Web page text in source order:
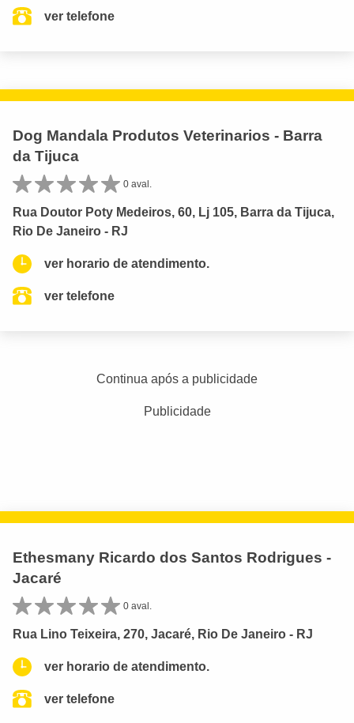
ver telefone
Dog Mandala Produtos Veterinarios - Barra
da Tijuca
0 aval.
Rua Doutor Poty Medeiros, 60, Lj 105, Barra da Tijuca,
Rio De Janeiro - RJ
ver horario de atendimento.
ver telefone
Continua após a publicidade
Publicidade
Ethesmany Ricardo dos Santos Rodrigues -
Jacaré
0 aval.
Rua Lino Teixeira, 270, Jacaré, Rio De Janeiro - RJ
ver horario de atendimento.
ver telefone